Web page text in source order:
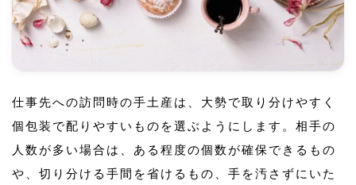
仕事先への訪問時の手土産は、大勢で取り分けやすく
個包装で配りやすいものを選ぶようにします。相手の
人数が多い場合は、ある程度の個数が確保できるもの
や、切り分ける手間を省けるもの、手を汚さずにいた